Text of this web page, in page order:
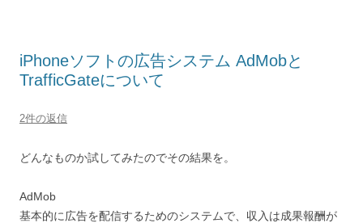
iPhoneソフトの広告システム AdMobと
TrafficGateについて
2件の返信
どんなものか試してみたのでその結果を。
AdMob
基本的に広告を配信するためのシステムで、収入は成果報酬が